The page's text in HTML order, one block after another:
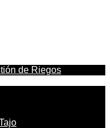
de Riegos